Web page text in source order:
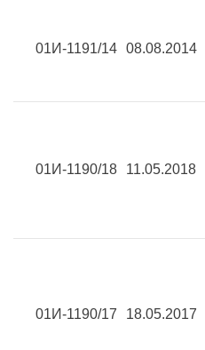
01И-1191/14 08.08.2014
01И-1190/18 11.05.2018
01И-1190/17 18.05.2017